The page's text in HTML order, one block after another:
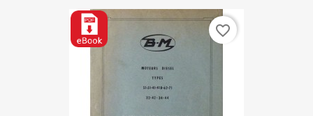
favorite_border